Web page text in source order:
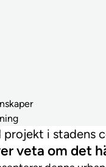
i stadens
veta om det